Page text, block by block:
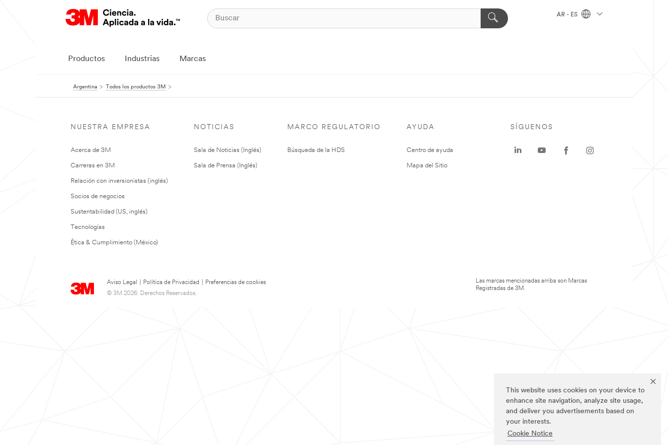
This website uses cookies on your device to
enhance site navigation, analyze site usage,
and deliver you advertisements based on
your interests.
Cookie Notice
AR - ES
Productos Industrias Marcas
Argentina Todos los productos 3M
NUESTRA EMPRESA
Acerca de 3M
Carreras en 3M
Relación con inversionistas (inglés)
Socios de negocios
Sustentabilidad (US, inglés)
Tecnologías
Ética & Cumplimiento (México)
NOTICIAS
Sala de Noticias (Inglés)
Sala de Prensa (Inglés)
MARCO REGULATORIO
Búsqueda de la HDS
AYUDA
Centro de ayuda
Mapa del Sitio
Aviso Legal Política de Privacidad
Preferencias de cookies
© 3M 2026. Derechos Reservados.
SÍGUENOS
Las marcas mencionadas arriba son Marcas
Registradas de 3M.